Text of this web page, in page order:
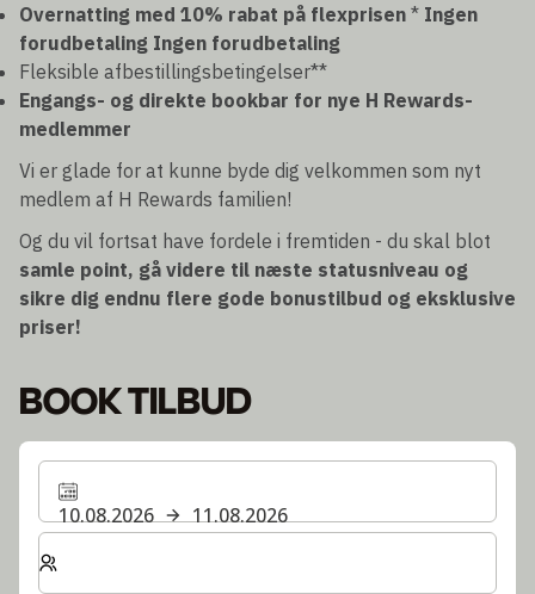
Overnatting med 10% rabat på flexprisen * Ingen
forudbetaling Ingen forudbetaling
Fleksible afbestillingsbetingelser**
Engangs- og direkte bookbar for nye H Rewards-
medlemmer
Vi er glade for at kunne byde dig velkommen som nyt
medlem af H Rewards familien!
Og du vil fortsat have fordele i fremtiden - du skal blot
samle point, gå videre til næste statusniveau og
sikre dig endnu flere gode bonustilbud og eksklusive
priser!
BOOK TILBUD
10.08.2026
11.08.2026
Vælg antal værelser og gæster til dit ophold